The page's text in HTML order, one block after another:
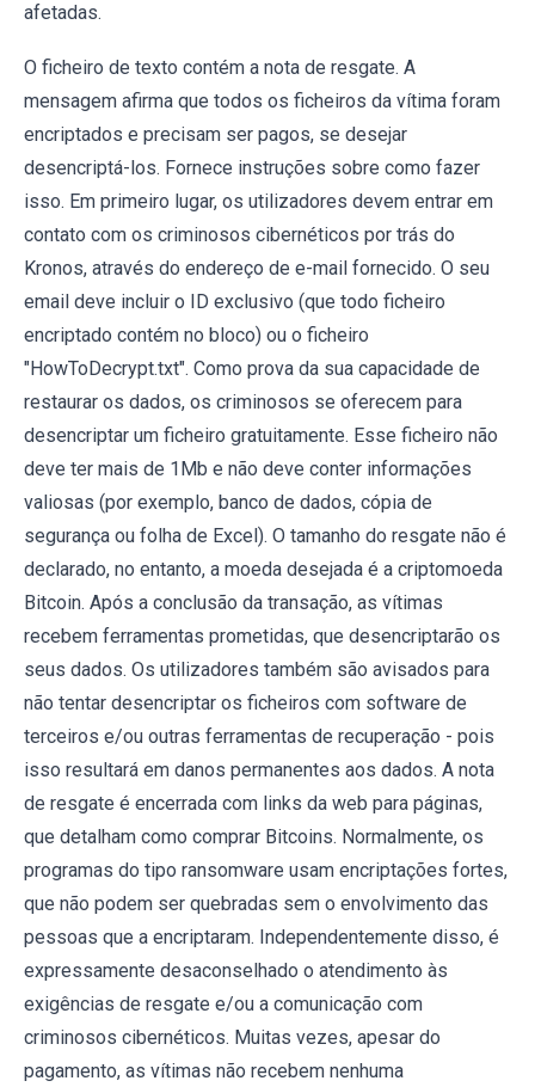
afetadas.
O ficheiro de texto contém a nota de resgate. A
mensagem afirma que todos os ficheiros da vítima foram
encriptados e precisam ser pagos, se desejar
desencriptá-los. Fornece instruções sobre como fazer
isso. Em primeiro lugar, os utilizadores devem entrar em
contato com os criminosos cibernéticos por trás do
Kronos, através do endereço de e-mail fornecido. O seu
email deve incluir o ID exclusivo (que todo ficheiro
encriptado contém no bloco) ou o ficheiro
"HowToDecrypt.txt". Como prova da sua capacidade de
restaurar os dados, os criminosos se oferecem para
desencriptar um ficheiro gratuitamente. Esse ficheiro não
deve ter mais de 1Mb e não deve conter informações
valiosas (por exemplo, banco de dados, cópia de
segurança ou folha de Excel). O tamanho do resgate não é
declarado, no entanto, a moeda desejada é a criptomoeda
Bitcoin. Após a conclusão da transação, as vítimas
recebem ferramentas prometidas, que desencriptarão os
seus dados. Os utilizadores também são avisados para
não tentar desencriptar os ficheiros com software de
terceiros e/ou outras ferramentas de recuperação - pois
isso resultará em danos permanentes aos dados. A nota
de resgate é encerrada com links da web para páginas,
que detalham como comprar Bitcoins. Normalmente, os
programas do tipo ransomware usam encriptações fortes,
que não podem ser quebradas sem o envolvimento das
pessoas que a encriptaram. Independentemente disso, é
expressamente desaconselhado o atendimento às
exigências de resgate e/ou a comunicação com
criminosos cibernéticos. Muitas vezes, apesar do
pagamento, as vítimas não recebem nenhuma